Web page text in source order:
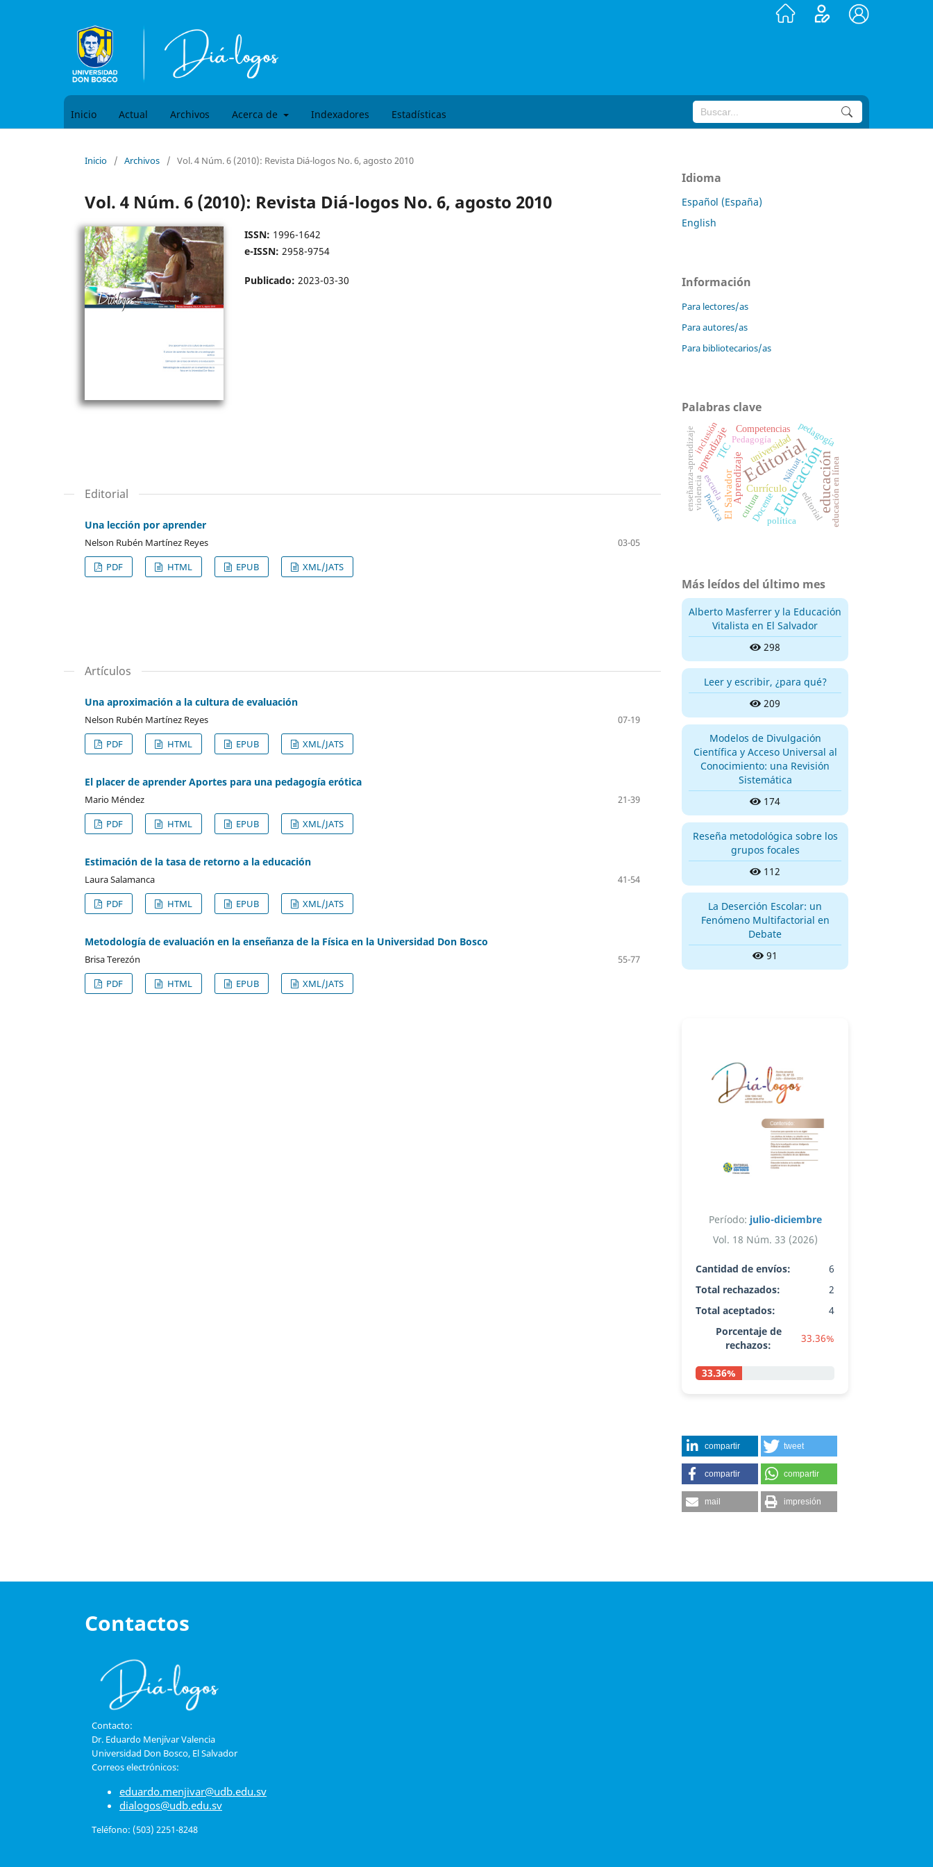
Inicio Actual Archivos Acerca de Indexadores Estadísticas
Inicio / Archivos / Vol. 4 Núm. 6 (2010): Revista Diá-logos No. 6, agosto 2010
Vol. 4 Núm. 6 (2010): Revista Diá-logos No. 6, agosto 2010
ISSN: 1996-1642
e-ISSN: 2958-9754
Publicado: 2023-03-30
Editorial
Una lección por aprender
Nelson Rubén Martínez Reyes
03-05
PDF
HTML EPUB XML/JATS
Artículos
Una aproximación a la cultura de evaluación
Nelson Rubén Martínez Reyes
07-19
PDF
HTML EPUB XML/JATS
El placer de aprender Aportes para una pedagogía erótica
Mario Méndez
21-39
PDF
HTML EPUB XML/JATS
Estimación de la tasa de retorno a la educación
Laura Salamanca
41-54
PDF
HTML EPUB XML/JATS
Metodología de evaluación en la enseñanza de la Física en la Universidad Don Bosco
Brisa Terezón
55-77
PDF
HTML EPUB XML/JATS
Idioma
Español (España)
English
Información
Para lectores/as
Para autores/as
Para bibliotecarios/as
Palabras clave
Editorial
Educacióneducación
TIC
Aprendizaje
El Salvador Currículo
aprendizaje universidad
Competencias pedagogía
Docente
enseñanza-aprendizaje escuela
Pedagogía
editorial
inclusión
educación en línea
Náhuat
política
cultura
violenciaPráctica
Más leídos del último mes
Alberto Masferrer y la Educación
Vitalista en El Salvador
298
Leer y escribir, ¿para qué?
209
Modelos de Divulgación
Científica y Acceso Universal al
Conocimiento: una Revisión
Sistemática
174
Reseña metodológica sobre los
grupos focales
112
La Deserción Escolar: un
Fenómeno Multifactorial en
Debate
91
Período: julio-diciembre
Vol. 18 Núm. 33 (2026)
Cantidad de envíos:
6
Total rechazados:
2
Total aceptados:
4
Porcentaje de
rechazos:
33.36%
33.36%
compartir tweet
compartir compartir
mail impresión
Contactos
Contacto:
Dr. Eduardo Menjívar Valencia
Universidad Don Bosco, El Salvador
Correos electrónicos:
eduardo.menjivar@udb.edu.sv
dialogos@udb.edu.sv
Teléfono: (503) 2251-8248